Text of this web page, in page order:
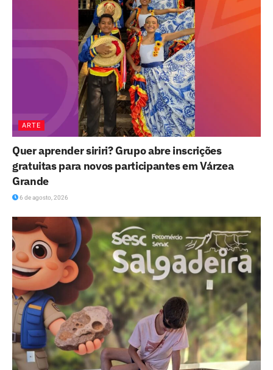
ARTE
Quer aprender siriri? Grupo abre inscrições
gratuitas para novos participantes em Várzea
Grande
6 de agosto, 2026